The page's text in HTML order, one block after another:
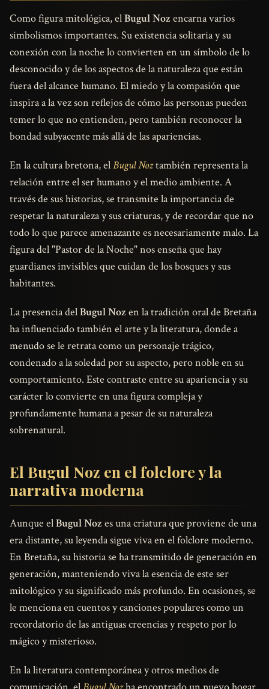
Como figura mitológica, elBugul Noz encarna varios
simbolismos importantes. Su existencia solitaria y su
conexión con la noche lo convierten en un símbolo de lo
desconocido y de los aspectos de la naturaleza que están
fuera del alcance humano. El miedo y la compasión que
inspira a la vez son reflejos de cómo las personas pueden
temer lo que no entienden, pero también reconocer la
bondad subyacente más allá de las apariencias.
En la cultura bretona, elBugul Noztambién representa la
relación entre el ser humano y el medio ambiente. A
través de sus historias, se transmite la importancia de
respetar la naturaleza y sus criaturas, y de recordar que no
todo lo que parece amenazante es necesariamente malo. La
figura del "Pastor de la Noche" nos enseña que hay
guardianes invisibles que cuidan de los bosques y sus
habitantes.
La presencia delBugul Noz en la tradición oral de Bretaña
ha influenciado también el arte y la literatura, donde a
menudo se le retrata como un personaje trágico,
condenado a la soledad por su aspecto, pero noble en su
comportamiento. Este contraste entre su apariencia y su
carácter lo convierte en una figura compleja y
profundamente humana a pesar de su naturaleza
sobrenatural.
El Bugul Noz en el folclore y la
narrativa moderna
Aunque elBugul Noz es una criatura que proviene de una
era distante, su leyenda sigue viva en el folclore moderno.
En Bretaña, su historia se ha transmitido de generación en
generación, manteniendo viva la esencia de este ser
mitológico y su significado más profundo. En ocasiones, se
le menciona en cuentos y canciones populares como un
recordatorio de las antiguas creencias y respeto por lo
mágico y misterioso.
En la literatura contemporánea y otros medios de